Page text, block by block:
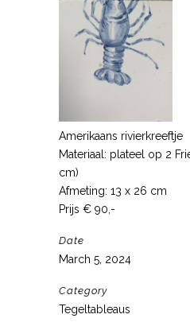
Amerikaans rivierkreeftje
Materiaal: plateel op 2
cm)
Afmeting: 13 x 26 cm
Prijs € 90,-
Date
March 5, 2024
Category
Tegeltableaus